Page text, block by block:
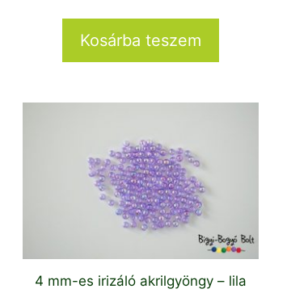
Kosárba teszem
4 mm-es irizáló akrilgyöngy – lila